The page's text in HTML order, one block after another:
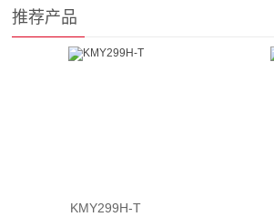
推荐产品
KMY299H-T